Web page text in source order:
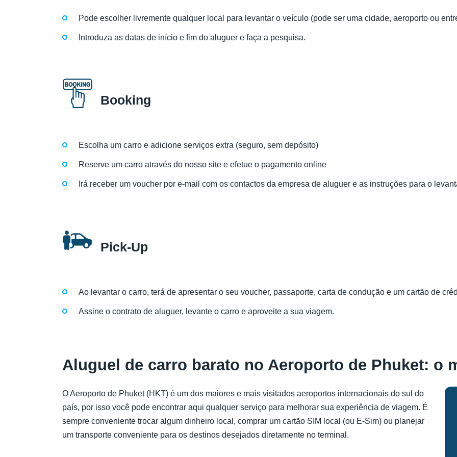
Pode escolher livremente qualquer local para levantar o veículo (pode ser uma cidade, aeroporto ou
Introduza as datas de início e fim do aluguer e faça a pesquisa.
Booking
Escolha um carro e adicione serviços extra (seguro, sem depósito)
Reserve um carro através do nosso site e efetue o pagamento online
Irá receber um voucher por e-mail com os contactos da empresa de aluguer e as instruções para o
Pick-Up
Ao levantar o carro, terá de apresentar o seu voucher, passaporte, carta de condução e um cartão de
Assine o contrato de aluguer, levante o carro e aproveite a sua viagem.
Aluguel de carro barato no Aeroporto de Phuket: o
O Aeroporto de Phuket (HKT) é um dos maiores e mais visitados aeroportos internacionais do sul do
país, por isso você pode encontrar aqui qualquer serviço para melhorar sua experiência de viagem. É
sempre conveniente trocar algum dinheiro local, comprar um cartão SIM local (ou E-Sim) ou planejar
um transporte conveniente para os destinos desejados diretamente no terminal.